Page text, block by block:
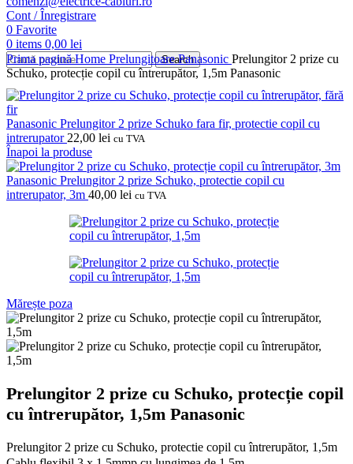
Cont / Înregistrare
0 Favorite
0 items 0,00 lei
Search
Prima paginăHome PrelungitoarePanasonic Prelungitor 2 prize cu
Schuko, protecție copil cu întrerupător, 1,5m Panasonic
Panasonic Prelungitor 2 prize Schuko fara fir, protectie copil cu
intrerupator 22,00 lei cu TVA
Înapoi la produse
Panasonic Prelungitor 2 prize Schuko, protectie copil cu
intrerupator, 3m 40,00 lei cu TVA
Mărește poza
Prelungitor 2 prize cu Schuko, protecție copil
cu întrerupător, 1,5m Panasonic
Prelungitor 2 prize cu Schuko, protectie copil cu întrerupător, 1,5m